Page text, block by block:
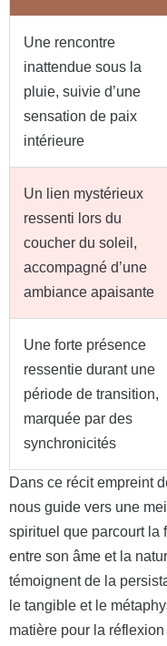
Une rencontre
inattendue sous la
pluie, suivie d’une
sensation de paix
intérieure
Un lien mystérieux
ressenti lors du
coucher du soleil,
accompagné d’une
ambiance apaisante
Une forte présence
ressentie durant une
période de transition,
marquée par des
synchronicités
Dans ce récit empreint
nous guide vers une
spirituel que parcourt la
entre son âme et la
témoignent de la
le tangible et le
matière pour la